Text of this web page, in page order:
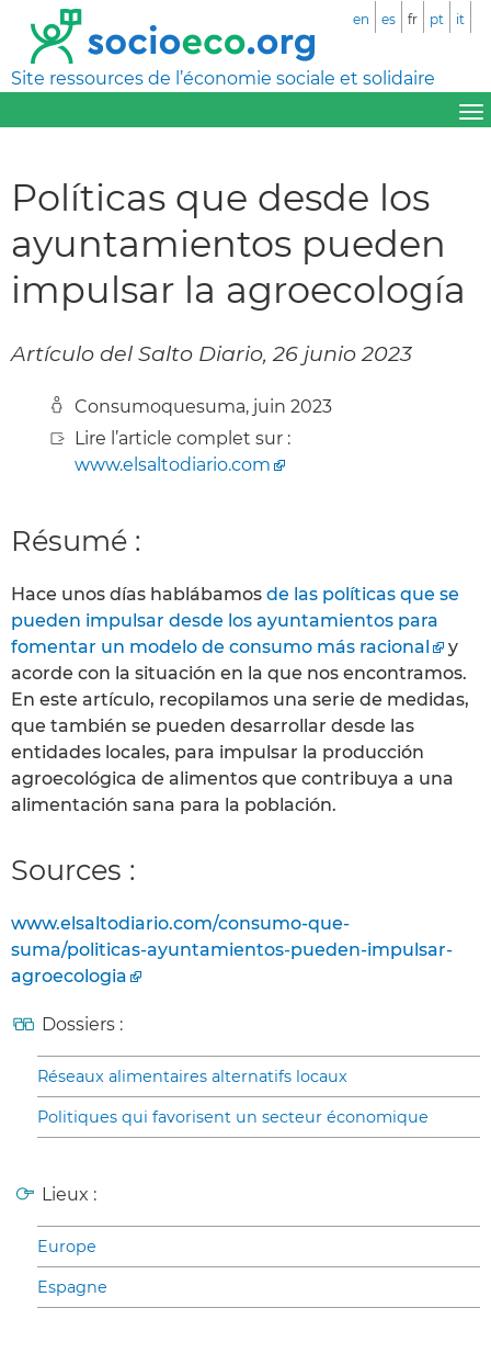
Site ressources de l’économie sociale et solidaire
en es fr pt it
Políticas que desde los
ayuntamientos pueden
impulsar la agroecología
Artículo del Salto Diario, 26 junio 2023
Consumoquesuma, juin 2023
Lire l’article complet sur :
www.elsaltodiario.com
Résumé :
Hace unos días hablábamos de las políticas que se
pueden impulsar desde los ayuntamientos para
fomentar un modelo de consumo más racional
y
acorde con la situación en la que nos encontramos.
En este artículo, recopilamos una serie de medidas,
que también se pueden desarrollar desde las
entidades locales, para impulsar la producción
agroecológica de alimentos que contribuya a una
alimentación sana para la población.
Sources :
www.elsaltodiario.com/consumo-que-
suma/politicas-ayuntamientos-pueden-impulsar-
agroecologia
Dossiers :
Réseaux alimentaires alternatifs locaux
Politiques qui favorisent un secteur économique
Lieux :
Europe
Espagne